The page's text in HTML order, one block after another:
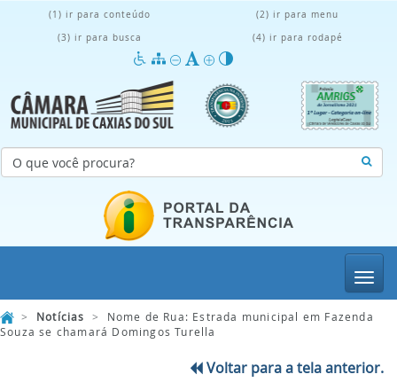
(1) ir para conteúdo
(2) ir para menu
(3) ir para busca
(4) ir para rodapé
> Notícias > Nome de Rua: Estrada municipal em Fazenda
Souza se chamará Domingos Turella
Voltar para a tela anterior.